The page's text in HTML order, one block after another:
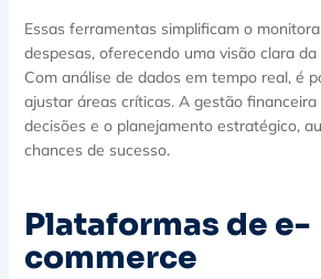
Essas ferramentas simplificam o
despesas, oferecendo uma visão clara
Com análise de dados em tempo real, é
ajustar áreas críticas. A gestão
decisões e o planejamento estratégico,
chances de sucesso.
Plataformas de e-
commerce